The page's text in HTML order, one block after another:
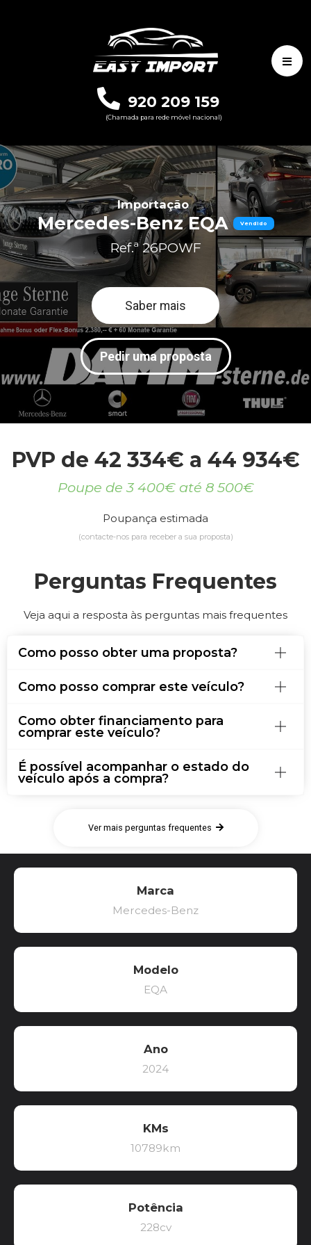
920 209 159
(Chamada para rede móvel nacional)
Importação
Mercedes-Benz EQA Vendido
Ref.ª 26POWF
Saber mais
Pedir uma proposta
PVP de 42 334€ a 44 934€
Poupe de 3 400€ até 8 500€
Poupança estimada
(contacte-nos para receber a sua proposta)
Perguntas Frequentes
Veja aqui a resposta às perguntas mais frequentes
Como posso obter uma proposta?
Como posso comprar este veículo?
Como obter financiamento para
comprar este veículo?
É possível acompanhar o estado do
veículo após a compra?
Ver mais perguntas frequentes
Marca
Mercedes-Benz
Modelo
EQA
Ano
2024
KMs
10789km
Potência
228cv